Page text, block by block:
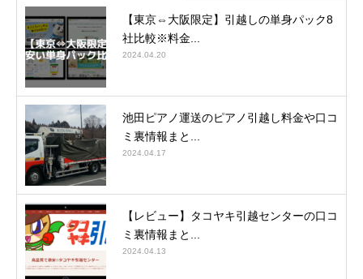
【東京⇔大阪限定】引越しの単身パック8
社比較※料金...
2024.04.20
池田ピアノ運送のピアノ引越し料金や口コ
ミ裏情報まと...
2024.04.17
【レビュー】タコヤキ引越センターの口コ
ミ裏情報まと...
2024.04.13